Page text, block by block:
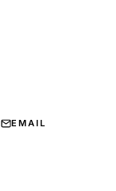
EMAIL